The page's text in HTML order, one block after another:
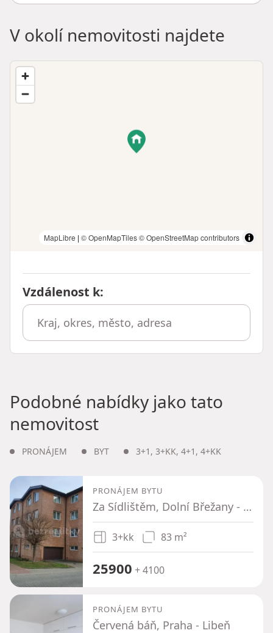
V okolí nemovitosti najdete
MapLibre | © OpenMapTiles© OpenStreetMap contributors
Vzdálenost k:
Podobné nabídky jako tato
nemovitost
PRONÁJEM BYT 3+1 , 3+KK, 4+1 , 4+KK
PRONÁJEM BYTU
Za Sídlištěm, Dolní Břežany - Dolní Břežany, Středočeský kraj
3+kk 83 m²
25900 + 4100
PRONÁJEM BYTU
Červená báň, Praha - Libeň